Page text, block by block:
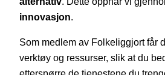
innovasjon.
Som medlem av Folkeliggjort får
verktøy og ressurser, slik at du